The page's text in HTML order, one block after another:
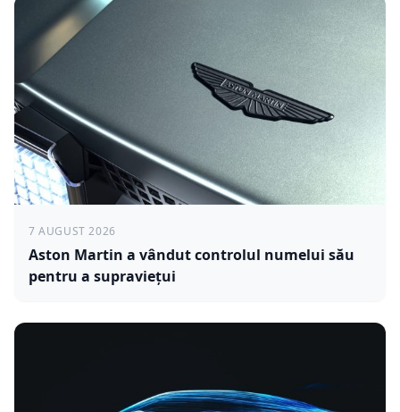
7 AUGUST 2026
Aston Martin a vândut controlul numelui său
pentru a supraviețui